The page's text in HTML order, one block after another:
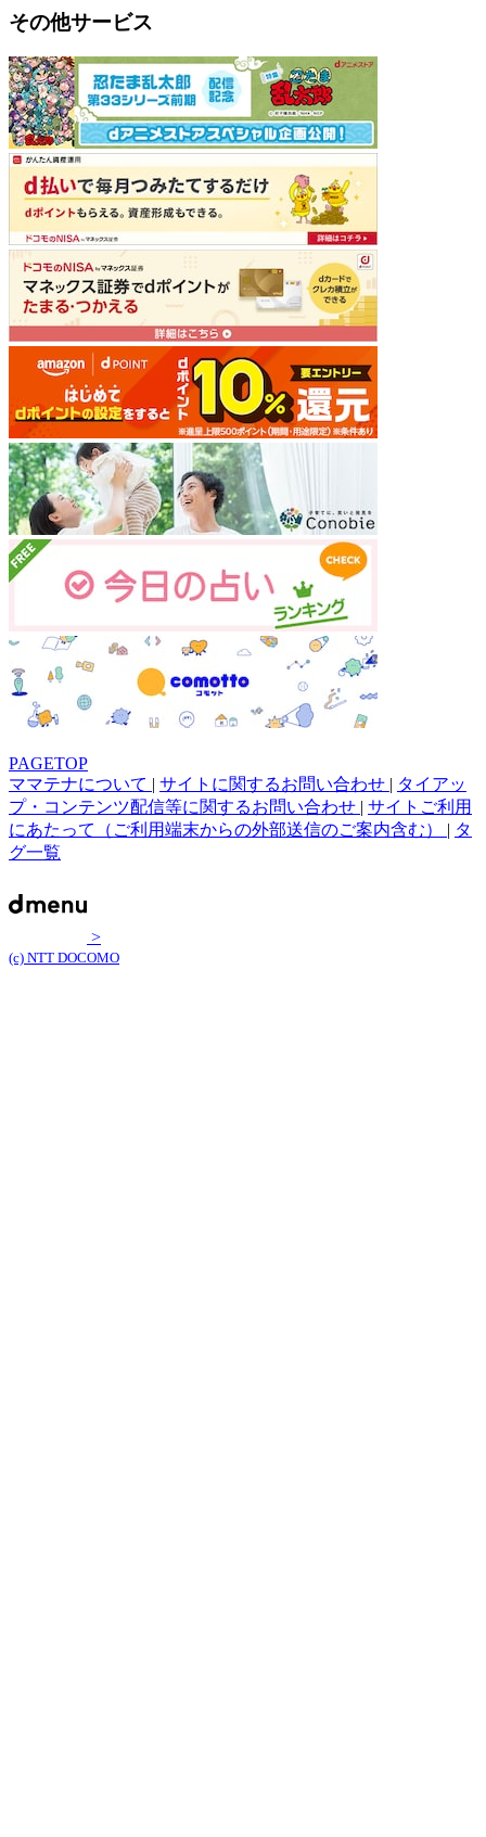
その他サービス
PAGETOP
ママテナについて | サイトに関するお問い合わせ | タイアッ
プ・コンテンツ配信等に関するお問い合わせ | サイトご利用
にあたって（ご利用端末からの外部送信のご案内含む） | タ
グ一覧
>
(c) NTT DOCOMO